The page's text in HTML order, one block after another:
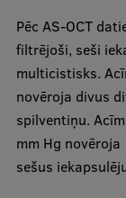
Pēc AS-OCT
filtrējoši, seši
multicistisks.
novēroja divus
spilventiņu.
mm Hg
sešus